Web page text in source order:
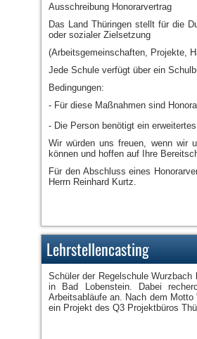
Ausschreibung Honorarvertrag
Das Land Thüringen stellt für die
oder sozialer Zielsetzung
(Arbeitsgemeinschaften, Projekte,
Jede Schule verfügt über ein
Bedingungen:
- Für diese Maßnahmen sind
- Die Person benötigt ein
Wir würden uns freuen, wenn wir
können und hoffen auf Ihre
Für den Abschluss eines
Herrn Reinhard Kurtz.
Lehrstellencasting
Schüler der Regelschule
in Bad Lobenstein. Dabei
Arbeitsabläufe an. Nach dem
ein Projekt des Q3 Projektbüros